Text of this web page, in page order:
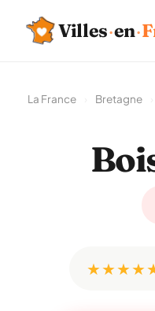
Villes·en·
La France Bretagne
★ ★ ★ ★